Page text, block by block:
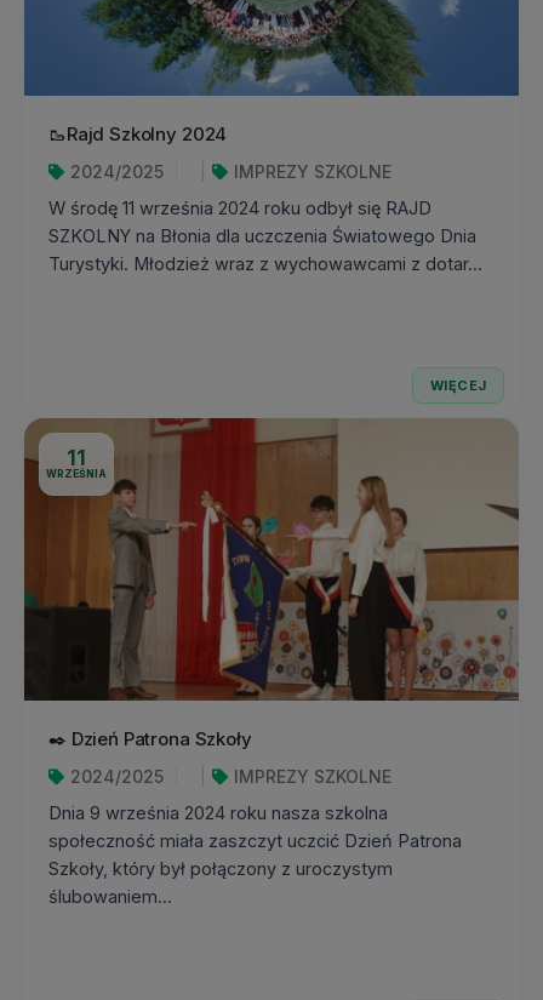
🥾Rajd Szkolny 2024
2024/2025
IMPREZY SZKOLNE
W środę 11 września 2024 roku odbył się RAJD
SZKOLNY na Błonia dla uczczenia Światowego Dnia
Turystyki. Młodzież wraz z wychowawcami z dotar...
WIĘCEJ
11
WRZEŚNIA
✒️ Dzień Patrona Szkoły
2024/2025
IMPREZY SZKOLNE
Dnia 9 września 2024 roku nasza szkolna
społeczność miała zaszczyt uczcić Dzień Patrona
Szkoły, który był połączony z uroczystym
ślubowaniem...